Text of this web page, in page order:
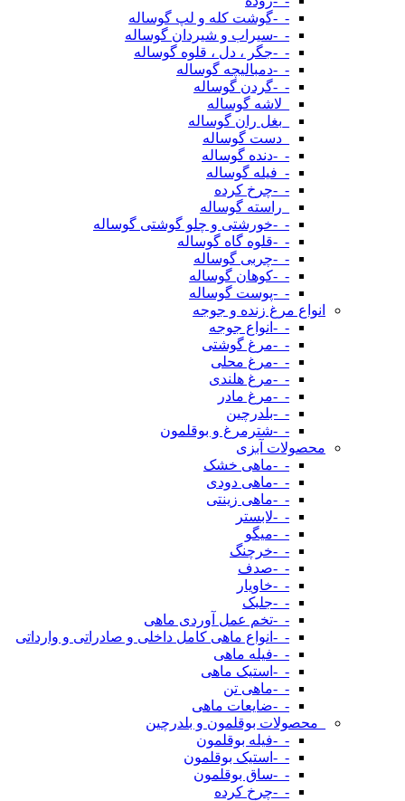
-_-گوشت کله و لپ گوساله
-_-سیراب و شیردان گوساله
-_-جگر ، دل ، قلوه گوساله
-_-دمبالیچه گوساله
-_-گردن گوساله
_لاشه گوساله
_بغل ران گوساله
_دست گوساله
-_-دنده گوساله
-_فیله گوساله
-_-چرخ کرده
_راسته گوساله
-_-خورشتی و چلو گوشتی گوساله
-_-قلوه گاه گوساله
-_-چربی گوساله
-_-کوهان گوساله
-_-پوست گوساله
انواع مرغ زنده و جوجه
-_-انواع جوجه
-_-مرغ گوشتی
-_-مرغ محلی
-_-مرغ هلندی
-_-مرغ مادر
-_-بلدرچین
-_-شترمرغ و بوقلمون
محصولات آبزی
-_-ماهی خشک
-_-ماهی دودی
-_-ماهی زینتی
-_-لابستر
-_-میگو
-_-خرچنگ
-_-صدف
-_-خاویار
-_-جلبک
-_-تخم عمل آوردی ماهی
-_-انواع ماهی کامل داخلی و صادراتی و وارداتی
-_-فیله ماهی
-_-استیک ماهی
-_-ماهی تن
-_-ضایعات ماهی
_محصولات بوقلمون و بلدرچین
-_-فیله بوقلمون
-_-استیک بوقلمون
-_-ساق بوقلمون
-_-چرخ کرده